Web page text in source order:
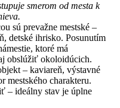
smerom od mesta k
sú prevažne mestské –
detské ihrisko. Posunutím
ktoré má
obslúžiť okoloidúcich.
– kaviareň, výstavné
mestského charakteru.
– ideálny stav je úplne